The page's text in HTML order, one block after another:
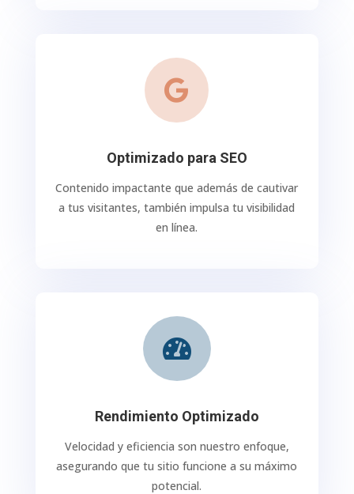

Optimizado para SEO
Contenido impactante que además de cautivar
a tus visitantes, también impulsa tu visibilidad
en línea.

Rendimiento Optimizado
Velocidad y eficiencia son nuestro enfoque,
asegurando que tu sitio funcione a su máximo
potencial.